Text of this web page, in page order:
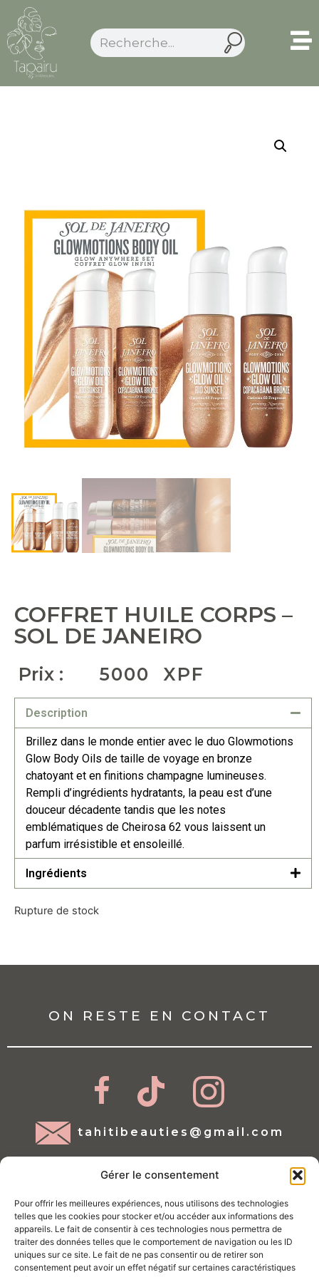
Gérer le consentement
Pour offrir les meilleures expériences, nous utilisons des technologies
telles que les cookies pour stocker et/ou accéder aux informations des
appareils. Le fait de consentir à ces technologies nous permettra de
traiter des données telles que le comportement de navigation ou les ID
uniques sur ce site. Le fait de ne pas consentir ou de retirer son
consentement peut avoir un effet négatif sur certaines caractéristiques
COFFRET HUILE CORPS –
SOL DE JANEIRO
Prix : 5000 XPF
Description
Brillez dans le monde entier avec le duo Glowmotions
Glow Body Oils de taille de voyage en bronze
chatoyant et en finitions champagne lumineuses.
Rempli d’ingrédients hydratants, la peau est d’une
douceur décadente tandis que les notes
emblématiques de Cheirosa 62 vous laissent un
parfum irrésistible et ensoleillé.
Ingrédients
Rupture de stock
ON RESTE EN CONTACT
tahitibeauties@gmail.com
Mentions légales
Conditions d'utilisations